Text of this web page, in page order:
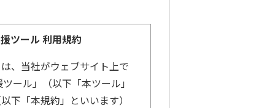
ツール 利用規約
、当社がウェブサイト上で
ール」（以下「本ツール」
下「本規約」といいます）